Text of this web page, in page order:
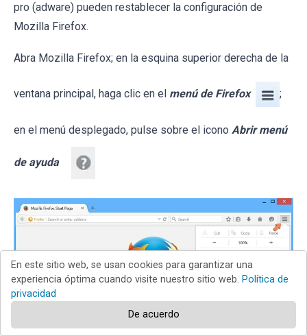
pro (adware) pueden restablecer la configuración de
Mozilla Firefox.
Abra Mozilla Firefox; en la esquina superior derecha de la
ventana principal, haga clic en el menú de Firefox ;
en el menú desplegado, pulse sobre el icono Abrir menú
de ayuda
En este sitio web, se usan cookies para garantizar una
experiencia óptima cuando visite nuestro sitio web. Política de
privacidad
De acuerdo